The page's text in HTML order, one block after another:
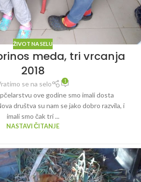
ŽIVOT NA SELU
meda, tri vrcanja
2018
se na selo 1
ove godine smo imali dosta
društva su nam se jako dobro razvila, i
imali smo čak tri ...
NASTAVI ČITANJE